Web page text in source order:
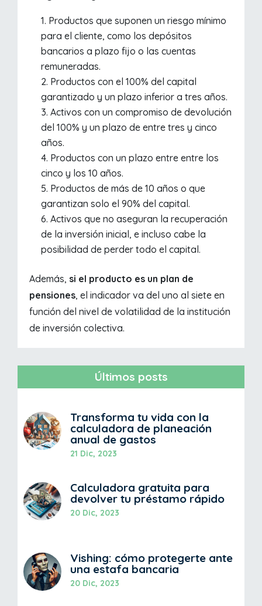
Productos que suponen un riesgo mínimo
para el cliente, como los depósitos
bancarios a plazo fijo o las cuentas
remuneradas.
Productos con el 100% del capital
garantizado y un plazo inferior a tres años.
Activos con un compromiso de devolución
del 100% y un plazo de entre tres y cinco
años.
Productos con un plazo entre entre los
cinco y los 10 años.
Productos de más de 10 años o que
garantizan solo el 90% del capital.
Activos que no aseguran la recuperación
de la inversión inicial, e incluso cabe la
posibilidad de perder todo el capital.
Además, si el producto es un plan de
pensiones, el indicador va del uno al siete en
función del nivel de volatilidad de la institución
de inversión colectiva.
Últimos posts
Transforma tu vida con la
calculadora de planeación
anual de gastos
21 Dic, 2023
Calculadora gratuita para
devolver tu préstamo rápido
20 Dic, 2023
Vishing: cómo protegerte ante
una estafa bancaria
20 Dic, 2023